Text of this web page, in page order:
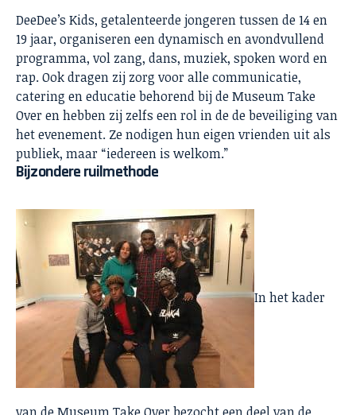
DeeDee’s Kids, getalenteerde jongeren tussen de 14 en
19 jaar, organiseren een dynamisch en avondvullend
programma, vol zang, dans, muziek, spoken word en
rap. Ook dragen zij zorg voor alle communicatie,
catering en educatie behorend bij de Museum Take
Over en hebben zij zelfs een rol in de de beveiliging van
het evenement. Ze nodigen hun eigen vrienden uit als
publiek, maar “iedereen is welkom.”
Bijzondere ruilmethode
In het kader
van de Museum Take Over bezocht een deel van de